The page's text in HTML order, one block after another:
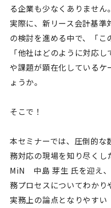
る企業も少なくありません。
実際に、新リース会計基
の検討を進める中で、「こ
「他社はどのように対応
や課題が顕在化しているケ
ょうか。
そこで！
本セミナーでは、圧倒的な
務対応の現場を知り尽く
MiN 中島 芽生 氏を迎え
務プロセスについてわかり
実務上の論点となりやすい